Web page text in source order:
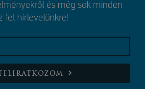
és még sok minden
fel hírlevelünkre!